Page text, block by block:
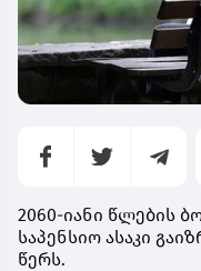
2060-იანი წლების
საპენსიო ასაკი
წერს.